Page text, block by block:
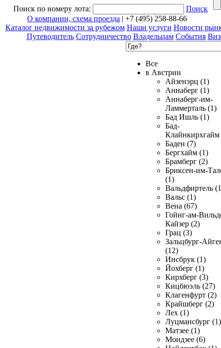
Поиск по номеру лота:
Поиск
О компании, схема проезда | +7 (495) 258-88-66
Каталог недвижимости за рубежом Наши услуги Новости
Путеводитель Сотрудничество Владельцам События
Все
в Австрии
Айзенэрц (1)
Аннаберг (1)
Аннаберг-им-
Ламмерталь (1)
Бад Ишль (1)
Бад-
Клайнкирхгайм
Баден (7)
Бергхайм (1)
Брамберг (2)
Бриксен-им-
(1)
Вальдфиртель
Вальс (1)
Вена (67)
Гойнг-ам-
Кайзер (2)
Грац (3)
Зальцбург-
(12)
Инсбрук (1)
Йохберг (1)
Кирхберг (3)
Кицбюэль (27)
Клагенфурт (2)
Крайшберг (2)
Лех (1)
Луцмансбург (1)
Матзее (1)
Мондзее (6)